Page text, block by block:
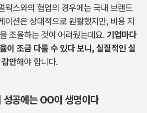
웍스와의 협업의 경우에는 국내 브랜드
이션은 상대적으로 원활했지만, 비용 지
조율하는 것이 어려웠는데요. 기업마다
이 조금 다를 수 있다 보니,실질적인 실
안해야 합니다.
성공에는OO이 생명이다